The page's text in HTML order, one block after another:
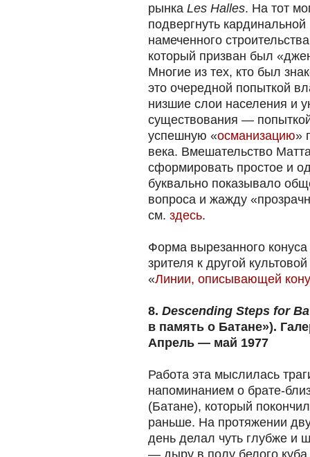
рынка Les Halles. На тот
подвергнуть кардинальной
намеченного
который призван был
Многие из тех, кто был
это очередной попыткой
низшие слои населения и
существования —
успешную «османизацию»
века. Вмешательство
сформировать простое и
буквально показывало
вопроса и жажду
см. здесь.
Форма вырезанного
зрителя к другой
«Линии, описывающей
8. Descending Steps for
в память о Батане»).
Апрель — май 1977
Работа эта мыслилась
напоминанием о брате-
(Батане), который
раньше. На протяжении
день делал чуть глубже
— дыру в полу белого